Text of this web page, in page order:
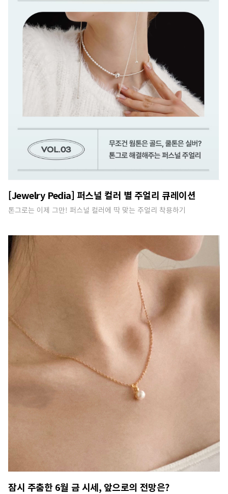
[Jewelry Pedia] 퍼스널 컬러 별 주얼리 큐레이션
톤그로는 이제 그만! 퍼스널 컬러에 딱 맞는 주얼리 착용하기
잠시 주춤한 6월 금 시세, 앞으로의 전망은?